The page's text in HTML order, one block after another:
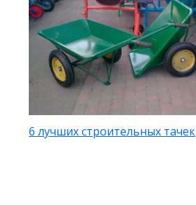
6 лучших строительных тачек